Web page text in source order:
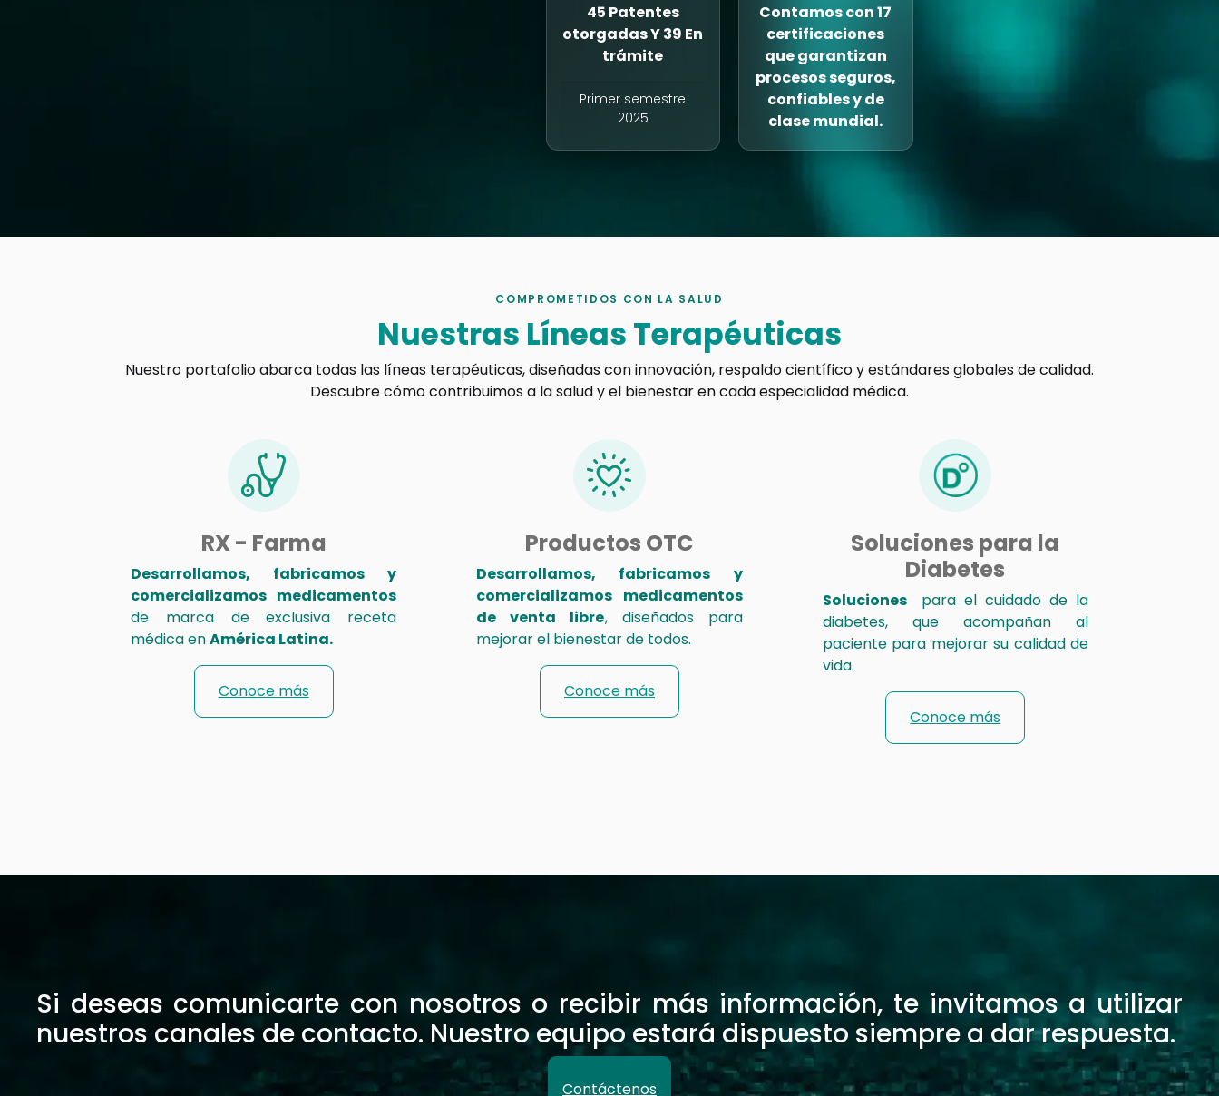
45 Patentes
otorgadas Y 39 En
trámite
Primer semestre
2025
Contamos con 17
certificaciones
que garantizan
procesos seguros,
confiables y de
clase mundial.
COMPROMETIDOS CON LA SALUD
Nuestras Líneas Terapéuticas
Nuestro portafolio abarca todas las líneas terapéuticas, diseñadas con innovación, respaldo científico y estándares globales de calidad.
Descubre cómo contribuimos a la salud y el bienestar en cada especialidad médica.
RX - Farma
Desarrollamos, fabricamos y
comercializamos medicamentos
de marca de exclusiva receta
médica enAmérica Latina.
Conoce más
Productos OTC
Desarrollamos, fabricamos y
comercializamos medicamentos
de venta libre, diseñados para
mejorar el bienestar de todos.
Conoce más
Soluciones para la
Diabetes
Soluciones
para el cuidado de la
diabetes, que acompañan al
paciente para mejorar su calidad de
vida.
Conoce más
Si deseas comunicarte con nosotros o recibir más información, te invitamos a utilizar
nuestros canales de contacto. Nuestro equipo estará dispuesto siempre a dar respuesta.
Contáctenos